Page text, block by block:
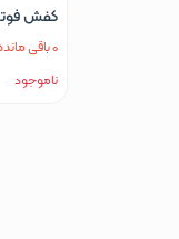
کفش
0 باقی مانده
ناموجود